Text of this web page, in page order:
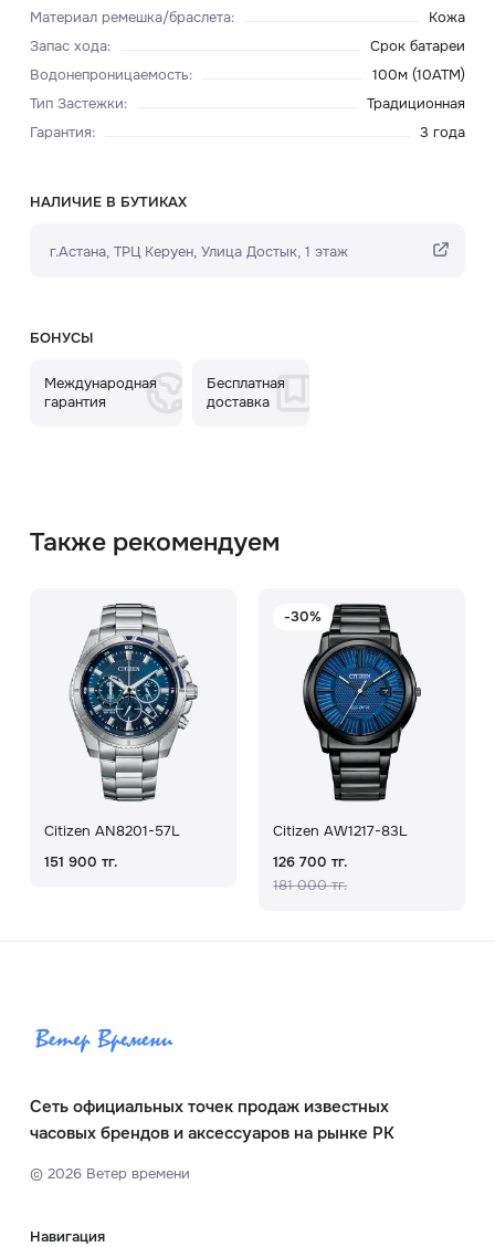
Материал ремешка/браслета:
Кожа
Запас хода:
Срок батареи
Водонепроницаемость:
100м (10ATM)
Тип Застежки:
Традиционная
Гарантия: 3 года
НАЛИЧИЕ В БУТИКАХ
г.Астана, ТРЦ Керуен​, Улица Достык, 1 этаж
БОНУСЫ
Международная
гарантия
Бесплатная
доставка
Также рекомендуем
Citizen AN8201-57L
151 900 тг.
-30%
Citizen AW1217-83L
126 700 тг.
181 000 тг.
Сеть официальных точек продаж известных
часовых брендов и аксессуаров на рынке РК
© 2026Ветер времени
Навигация